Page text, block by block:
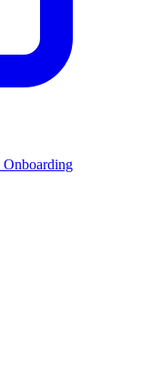
Onboarding